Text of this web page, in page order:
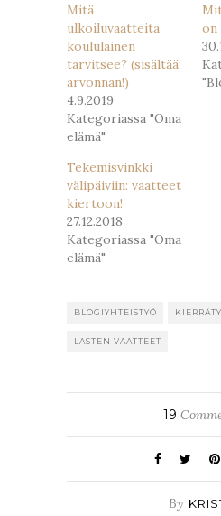
Mitä
ulkoiluvaatteita
koululainen
tarvitsee? (sisältää
arvonnan!)
4.9.2019
Kategoriassa "Oma
elämä"
on
Tekemisvinkki
välipäiviin: vaatteet
kiertoon!
27.12.2018
Kategoriassa "Oma
elämä"
BLOGIYHTEISTYÖ
LASTEN VAATTEET
19
By